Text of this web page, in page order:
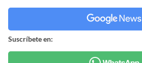
Suscríbete en: